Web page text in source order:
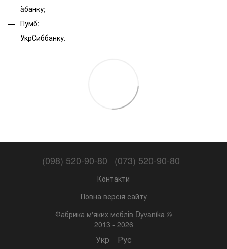
àбанку;
Пумб;
УкрСиббанку.
(098) 520-90-80 (073) 520-90-80
Контакти
Повна версія сайту
Фабрика м'яких меблів Dyvanika ©
2013 - 2026
Укр Рус